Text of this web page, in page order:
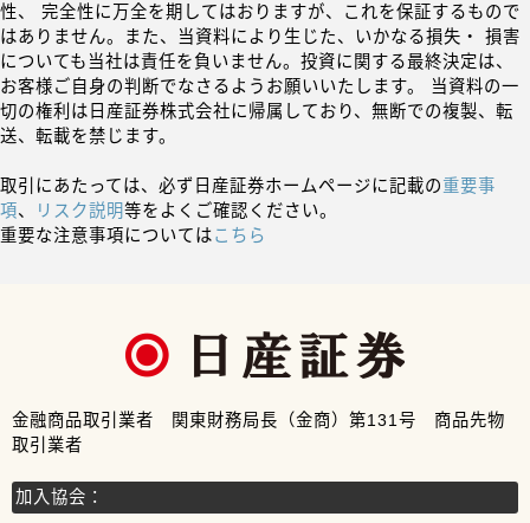
性、 完全性に万全を期してはおりますが、これを保証するもので
はありません。また、当資料により生じた、いかなる損失・ 損害
についても当社は責任を負いません。投資に関する最終決定は、
お客様ご自身の判断でなさるようお願いいたします。 当資料の一
切の権利は日産証券株式会社に帰属しており、無断での複製、転
送、転載を禁じます。
取引にあたっては、必ず日産証券ホームページに記載の重要事
項、 リスク説明等をよくご確認ください。
重要な注意事項についてはこちら
金融商品取引業者 関東財務局長（金商）第131号 商品先物
取引業者
加入協会：